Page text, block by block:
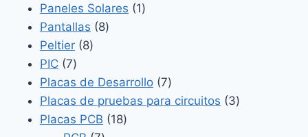
productos
Paneles Solares 11
Pantallas 88
Peltier 88
PIC 77
productos
Placas de Desarrollo 77
productos
Placas de pruebas para circuitos 33
Placas PCB 1818